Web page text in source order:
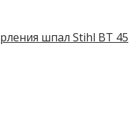
шпал Stihl BT 45